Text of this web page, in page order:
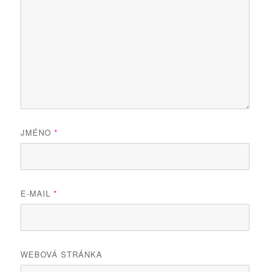
JMÉNO*
E-MAIL*
WEBOVÁ STRÁNKA